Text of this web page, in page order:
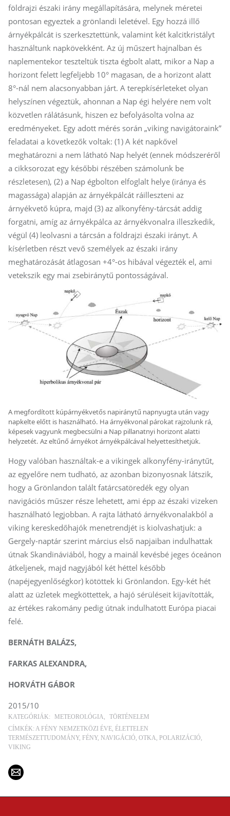
földrajzi északi irány megállapítására, melynek méretei
pontosan egyeztek a grönlandi leletével. Egy hozzá illő
árnyékpálcát is szerkesztettünk, valamint két kalcitkristályt
használtunk napkövekként. Az új műszert hajnalban és
naplementekor teszteltük tiszta égbolt alatt, mikor a Nap a
horizont felett legfeljebb 10° magasan, de a horizont alatt
8°-nál nem alacsonyabban járt. A terepkísérleteket olyan
helyszínen végeztük, ahonnan a Nap égi helyére nem volt
közvetlen rálátásunk, hiszen ez befolyásolta volna az
eredményeket. Egy adott mérés során „viking navigátoraink”
feladatai a következők voltak: (1) A két napkővel
meghatározni a nem látható Nap helyét (ennek módszeréről
a cikksorozat egy későbbi részében számolunk be
részletesen), (2) a Nap égbolton elfoglalt helye (iránya és
magassága) alapján az árnyékpálcát ráilleszteni az
árnyékvető kúpra, majd (3) az alkonyfény-tárcsát addig
forgatni, amíg az árnyékpálca az árnyékvonalra illeszkedik,
végül (4) leolvasni a tárcsán a földrajzi északi irányt. A
kísérletben részt vevő személyek az északi irány
meghatározását átlagosan +4°-os hibával végezték el, ami
vetekszik egy mai zsebiránytű pontosságával.
A megfordított kúpárnyékvetős napiránytű napnyugta után vagy
napkelte előtt is használható. Ha árnyékvonal párokat rajzolunk rá,
képesek vagyunk megbecsülni a Nap pillanatnyi horizont alatti
helyzetét. Az eltűnő árnyékot árnyékpálcával helyettesíthetjük.
Hogy valóban használtak-e a vikingek alkonyfény-iránytűt,
az egyelőre nem tudható, az azonban bizonyosnak látszik,
hogy a Grönlandon talált fatárcsatöredék egy olyan
navigációs műszer része lehetett, ami épp az északi vizeken
használható legjobban. A rajta látható árnyékvonalakból a
viking kereskedőhajók menetrendjét is kiolvashatjuk: a
Gergely-naptár szerint március első napjaiban indulhattak
útnak Skandináviából, hogy a mainál kevésbé jeges óceánon
átkeljenek, majd nagyjából két héttel később
(napéjegyenlőségkor) kötöttek ki Grönlandon. Egy-két hét
alatt az üzletek megköttettek, a hajó sérüléseit kijavították,
az értékes rakomány pedig útnak indulhatott Európa piacai
felé.
BERNÁTH BALÁZS,
FARKAS ALEXANDRA,
HORVÁTH GÁBOR
2015/10
KATEGÓRIÁK: METEOROLÓGIA
TÖRTÉNELEM
CÍMKÉK: A FÉNY NEMZETKÖZI ÉVE ÉLETTELEN
TERMÉSZETTUDOMÁNY FÉNY NAVIGÁCIÓ OTKA
POLARIZÁCIÓ
VIKING